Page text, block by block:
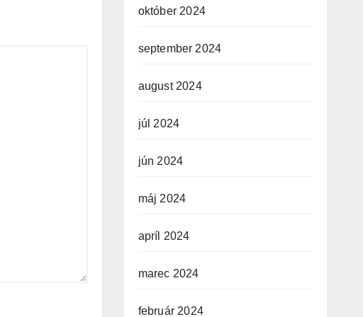
október 2024
september 2024
august 2024
júl 2024
jún 2024
máj 2024
apríl 2024
marec 2024
február 2024